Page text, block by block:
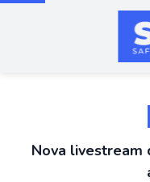
Nova livestream